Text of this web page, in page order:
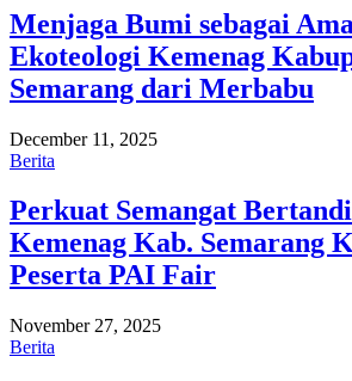
Menjaga Bumi sebagai
Ekoteologi Kemenag
Semarang dari Merbabu
December 11, 2025
Berita
Perkuat Semangat
Kemenag Kab. Semarang
Peserta PAI Fair
November 27, 2025
Berita